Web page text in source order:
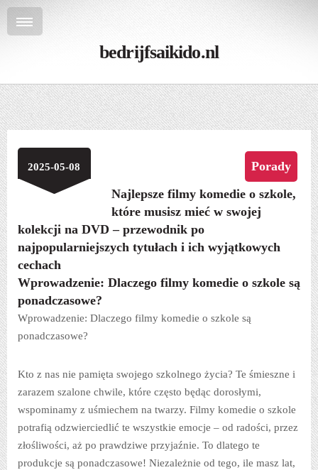
bedrijfsaikido.nl
Porady
2025-05-08
Najlepsze filmy komedie o szkole,
które musisz mieć w swojej
kolekcji na DVD – przewodnik po
najpopularniejszych tytułach i ich wyjątkowych
cechach
Wprowadzenie: Dlaczego filmy komedie o szkole są
ponadczasowe?
Wprowadzenie: Dlaczego filmy komedie o szkole są
ponadczasowe?
Kto z nas nie pamięta swojego szkolnego życia? Te śmieszne i
zarazem szalone chwile, które często będąc dorosłymi,
wspominamy z uśmiechem na twarzy. Filmy komedie o szkole
potrafią odzwierciedlić te wszystkie emocje – od radości, przez
złośliwości, aż po prawdziwe przyjaźnie. To dlatego te
produkcje są ponadczasowe! Niezależnie od tego, ile masz lat,